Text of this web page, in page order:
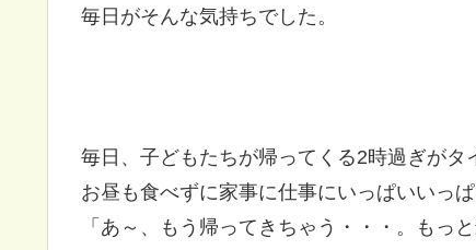
毎日がそんな気持ちでした。
毎日、子どもたちが帰ってくる2時過ぎがタ
お昼も食べずに家事に仕事にいっぱいいっぱ
「あ～、もう帰ってきちゃう・・・。もっ